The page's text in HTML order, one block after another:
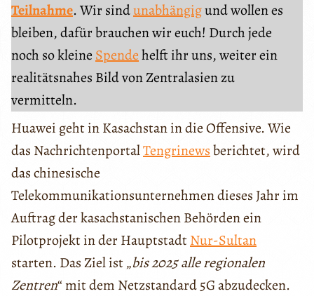
Teilnahme. Wir sindunabhängigund wollen es
bleiben, dafür brauchen wir euch! Durch jede
noch so kleineSpendehelft ihr uns, weiter ein
realitätsnahes Bild von Zentralasien zu
vermitteln.
Huawei geht in Kasachstan in die Offensive. Wie
das NachrichtenportalTengrinewsberichtet, wird
das chinesische
Telekommunikationsunternehmen dieses Jahr im
Auftrag der kasachstanischen Behörden ein
Pilotprojekt in der HauptstadtNur-Sultan
starten. Das Ziel ist „bis 2025 alle regionalen
Zentren“ mit dem Netzstandard 5G abzudecken.